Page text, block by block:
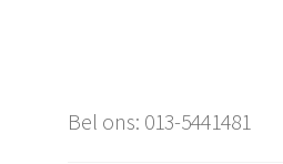
Bel ons: 013-5441481